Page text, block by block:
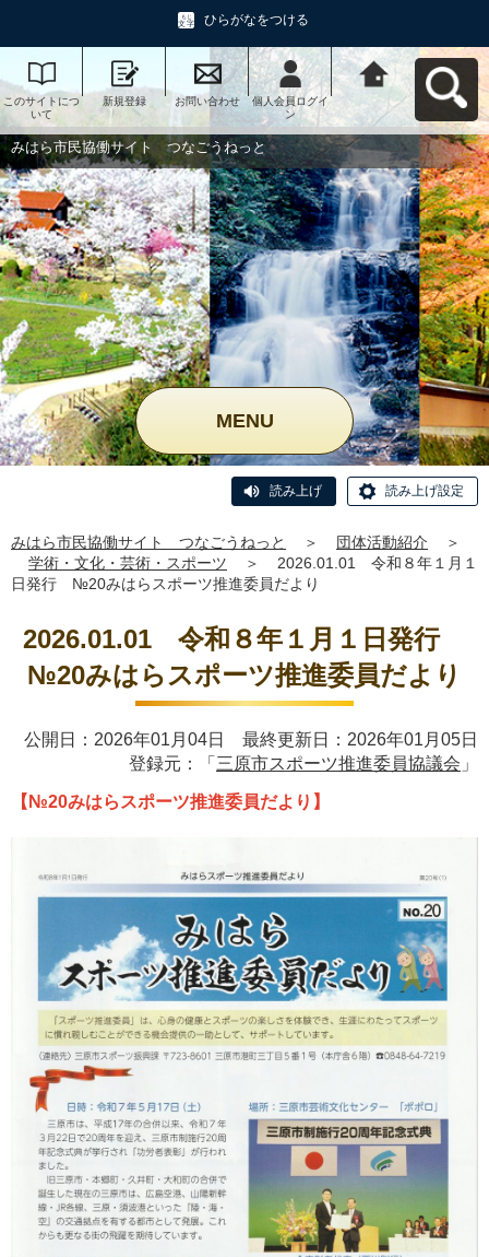
ひらがなをつける
このサイトにつ
いて
新規登録 お問い合わせ
個人会員ログイ
ン
みはら市民協働
サイト つなご
うねっとへ戻る
みはら市民協働サイト つなごうねっと
MENU
読み上げ 読み上げ設定
みはら市民協働サイト つなごうねっと ＞ 団体活動紹介
＞
学術・文化・芸術・スポーツ
＞
2026.01.01 令和８年１月１
日発行 №20みはらスポーツ推進委員だより
2026.01.01 令和８年１月１日発行
№20みはらスポーツ推進委員だより
公開日：2026年01月04日 最終更新日：2026年01月05日
登録元：「 三原市スポーツ推進委員協議会 」
【№20みはらスポーツ推進委員だより】